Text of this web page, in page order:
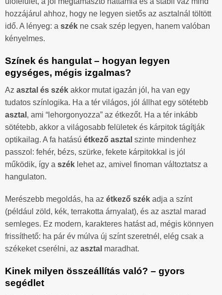
hozzájárul ahhoz, hogy ne legyen sietős az asztalnál töltött
idő. A lényeg: a szék ne csak szép legyen, hanem valóban
kényelmes.
Színek és hangulat – hogyan legyen
egységes, mégis izgalmas?
Az asztal és szék akkor mutat igazán jól, ha van egy
tudatos színlogika. Ha a tér világos, jól állhat egy sötétebb
asztal , ami “lehorgonyozza” az étkezőt. Ha a tér inkább
sötétebb, akkor a világosabb felületek és kárpitok tágítják
optikailag. A fa hatású étkező asztal szinte mindenhez
passzol: fehér, bézs, szürke, fekete kárpitokkal is jól
működik, így a szék lehet az, amivel finoman változtatsz a
hangulaton.
Merészebb megoldás, ha az étkező szék adja a színt
(például zöld, kék, terrakotta árnyalat), és az asztal marad
semleges. Ez modern, karakteres hatást ad, mégis könnyen
frissíthető: ha pár év múlva új színt szeretnél, elég csak a
székeket cserélni, az asztal maradhat.
Kinek milyen összeállítás való? – gyors
segédlet